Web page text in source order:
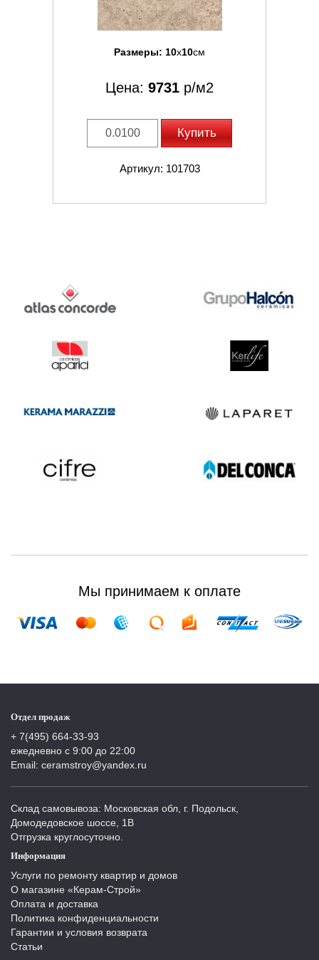
Размеры: 10x10см
Цена: 9731 р/м2
Купить
Артикул: 101703
Мы принимаем к оплате
Отдел продаж
+ 7(495) 664-33-93
ежедневно с 9:00 до 22:00
Email: ceramstroy@yandex.ru
Склад самовывоза: Московская обл, г. Подольск,
Домодедовское шоссе, 1В
Отгрузка круглосуточно.
Информация
Услуги по ремонту квартир и домов
О магазине «Керам-Строй»
Оплата и доставка
Политика конфиденциальности
Гарантии и условия возврата
Статьи